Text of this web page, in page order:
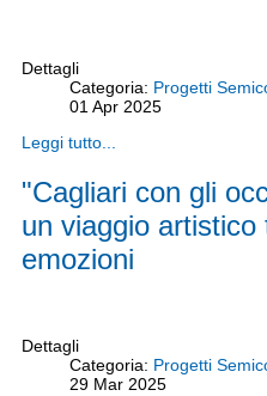
Dettagli
Categoria: Progetti
01Apr 2025
Leggi tutto...
"Cagliari con gli
un viaggio artistico
emozioni
Dettagli
Categoria: Progetti
29 Mar 2025